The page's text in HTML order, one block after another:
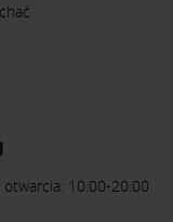
otwarcia: 10:00-20:00